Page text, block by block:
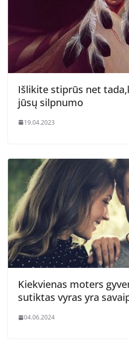
Išlikite stiprūs net
jūsų silpnumo
19.04.2023
Kiekvienas moters
sutiktas vyras yra
04.06.2024